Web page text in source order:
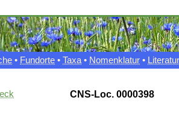
• Fundorte • Taxa • Nomenklatur • Literatur
CNS-Loc. 0000398